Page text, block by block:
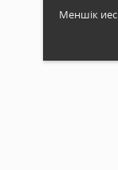
Меншік